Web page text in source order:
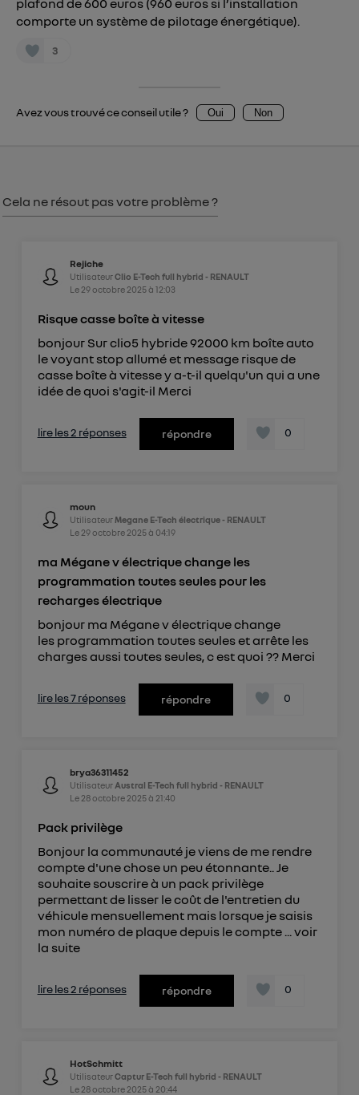
plafond de 600 euros (960 euros si l’installation
comporte un système de pilotage énergétique).
3
Avez vous trouvé ce conseil utile ? Oui Non
Cela ne résout pas votre problème ?
Rejiche
UtilisateurClio E-Tech full hybrid - RENAULT
Le 29 octobre 2025à 12:03
Risque casse boîte à vitesse
bonjour Sur clio5 hybride 92000 km boîte auto
le voyant stop allumé et message risque de
casse boîte à vitesse y a-t-il quelqu'un qui a une
idée de quoi s'agit-il Merci
lire les 2 réponses répondre 0
moun
Utilisateur Megane E-Tech électrique - RENAULT
Le 29 octobre 2025à 04:19
ma Mégane v électrique change les
programmation toutes seules pour les
recharges électrique
bonjour ma Mégane v électrique change
les programmation toutes seules et arrête les
charges aussi toutes seules, c est quoi ?? Merci
lire les 7 réponses répondre 0
brya36311452
Utilisateur Austral E-Tech full hybrid - RENAULT
Le 28 octobre 2025à 21:40
Pack privilège
Bonjour la communauté je viens de me rendre
compte d'une chose un peu étonnante.. Je
souhaite souscrire à un pack privilège
permettant de lisser le coût de l'entretien du
véhicule mensuellement mais lorsque je saisis
mon numéro de plaque depuis le compte ... voir
la suite
lire les 2 réponses répondre 0
HotSchmitt
UtilisateurCaptur E-Tech full hybrid - RENAULT
Le 28 octobre 2025à 20:44
Vous pouvez à tout moment retirer ce
") ou via la page « gérer Utiq » en bas de ce site.
personnelles d'Utiq